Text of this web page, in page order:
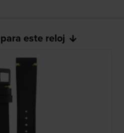
este reloj